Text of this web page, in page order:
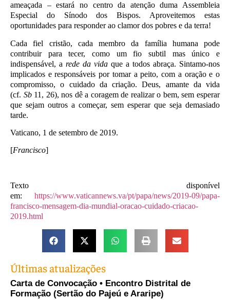
ameaçada – estará no centro da atenção duma Assembleia
Especial do Sínodo dos Bispos. Aproveitemos estas
oportunidades para responder ao clamor dos pobres e da terra!
Cada fiel cristão, cada membro da família humana pode
contribuir para tecer, como um fio subtil mas único e
indispensável, a rede da vida que a todos abraça. Sintamo-nos
implicados e responsáveis por tomar a peito, com a oração e o
compromisso, o cuidado da criação. Deus, amante da vida
(cf. Sb11, 26), nos dê a coragem de realizar o bem, sem esperar
que sejam outros a começar, sem esperar que seja demasiado
tarde.
Vaticano, 1 de setembro de 2019.
[Francisco]
Texto disponível
em: https://www.vaticannews.va/pt/papa/news/2019-09/papa-
francisco-mensagem-dia-mundial-oracao-cuidado-criacao-
2019.html
Últimas atualizações
Carta de Convocação • Encontro Distrital de
Formação (Sertão do Pajeú e Araripe)